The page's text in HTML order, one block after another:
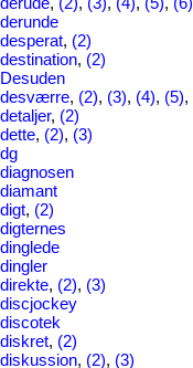
derunde
desperat, (2)
destination, (2)
Desuden
desværre, (2), (3), (4), (5),
detaljer, (2)
dette, (2), (3)
dg
diagnosen
diamant
digt, (2)
digternes
dinglede
dingler
direkte, (2), (3)
discjockey
discotek
diskret, (2)
diskussion, (2), (3)